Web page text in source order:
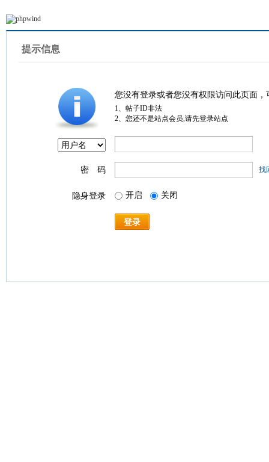
提示信息
您没有登录或者您没有权限访问此页面
1、帖子ID非法
2、您还不是站点会员,请先登录站点
密 码 找
隐身登录 开启 关闭
登录